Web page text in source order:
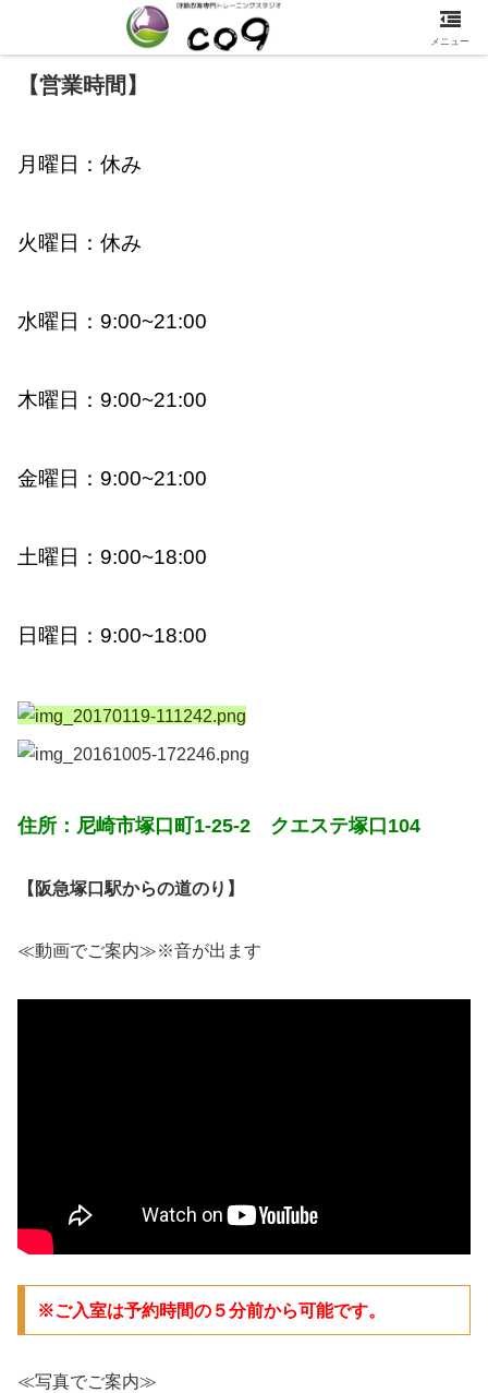
【営業時間】
月曜日：休み
火曜日：休み
水曜日： 9:00~21:00
木曜日：9:00~21:00
金曜日：9:00~21:00
土曜日： 9:00~18:00
日曜日：9:00~18:00
住所：尼崎市塚口町1-25-2 クエステ塚口104
【阪急塚口駅からの道のり】
≪動画でご案内≫※音が出ます
※ご入室は予約時間の５分前から可能です。
≪写真でご案内≫
メニュー